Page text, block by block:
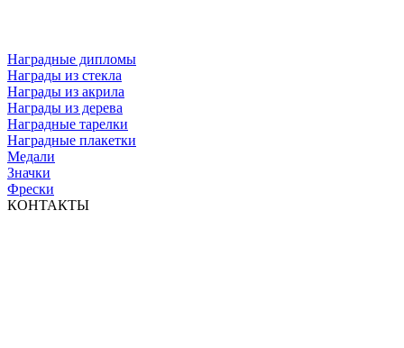
Наградные дипломы
Награды из стекла
Награды из акрила
Награды из дерева
Наградные тарелки
Наградные плакетки
Медали
Значки
Фрески
КОНТАКТЫ